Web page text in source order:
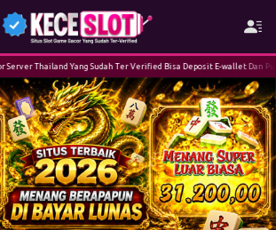
Verified Bisa Deposit E-wallet Dan Pulsa Minimal Rp 10.000 Dan